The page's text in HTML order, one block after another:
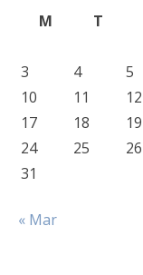
M
T
3
4 5
10
11 12
17
18 19
24
25 26
31
« Mar